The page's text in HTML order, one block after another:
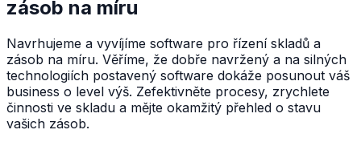
zásob na míru
Navrhujeme a vyvíjíme software pro řízení skladů a
zásob na míru. Věříme, že dobře navržený a na silných
technologiích postavený software dokáže posunout váš
business o level výš. Zefektivněte procesy, zrychlete
činnosti ve skladu a mějte okamžitý přehled o stavu
vašich zásob.